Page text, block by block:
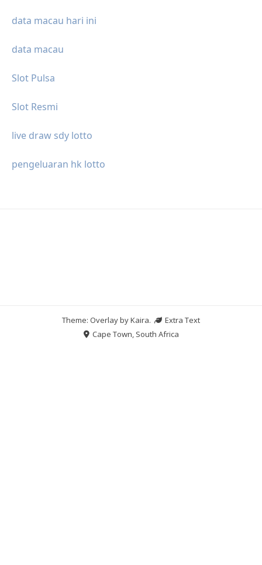
data macau hari ini
data macau
Slot Pulsa
Slot Resmi
live draw sdy lotto
pengeluaran hk lotto
Theme: Overlay byKaira.
Extra Text
Cape Town, South Africa